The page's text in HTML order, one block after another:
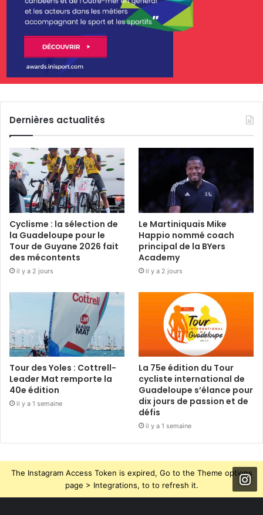
Dernières actualités
Cyclisme : la sélection de
la Guadeloupe pour le
Tour de Guyane 2026 fait
des mécontents
il y a 2 jours
Le Martiniquais Mike
Happio nommé coach
principal de la BYers
Academy
il y a 2 jours
Tour des Yoles : Cottrell-
Leader Mat remporte la
40e édition
il y a 1 semaine
La 75e édition du Tour
cycliste international de
Guadeloupe s’élance pour
dix jours de passion et de
défis
il y a 1 semaine
The Instagram Access Token is expired, Go to the Theme options
page > Integrations, to to refresh it.